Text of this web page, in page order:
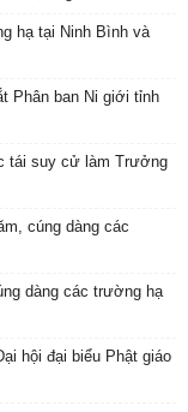
hạ tại Ninh Bình và
Phân ban Ni giới tỉnh
tái suy cử làm Trưởng
cúng dàng các
dàng các trường hạ
hội đại biểu Phật giáo